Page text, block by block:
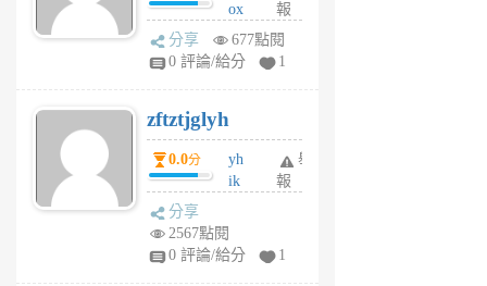
前
ox
rh
pe
月
前
報
分享
677點閱
0 評論/給分
1
zftztjglyh
0.0分
yh
ik
tu
舉
報
分享
2567點閱
0 評論/給分
1